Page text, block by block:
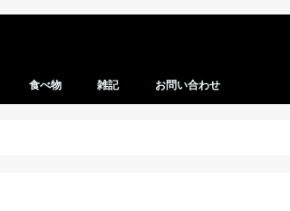
食べ物 雑記 お問い合わせ